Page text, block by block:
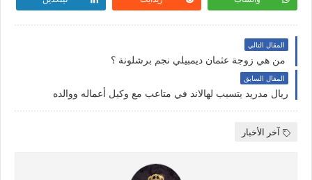
المقال التالي
من هي زوجة عثمان ديمبيلي نجم برشلونة ؟
المقال السابق
ريال مدريد يتسبب لهالاند في متاعب مع وكيل أعماله ووالده
آخر الأخبار